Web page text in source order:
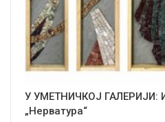
У УМЕТНИЧКОЈ ГАЛЕРИЈИ:
„Нерватура“